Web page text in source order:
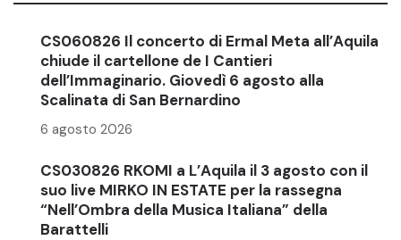
CS060826 Il concerto di Ermal Meta all’Aquila
chiude il cartellone de I Cantieri
dell’Immaginario. Giovedì 6 agosto alla
Scalinata di San Bernardino
6 agosto 2026
CS030826 RKOMI a L’Aquila il 3 agosto con il
suo live MIRKO IN ESTATE per la rassegna
“Nell’Ombra della Musica Italiana” della
Barattelli